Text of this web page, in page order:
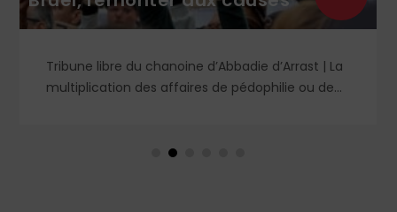
Tribune libre de Roberto de Mattei | Que devons-
nous penser et que devons-nous faire face aux
à l'excommunication latae sententiae qui en